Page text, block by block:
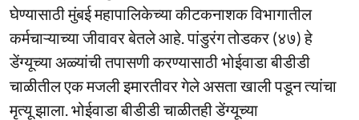
घेण्यासाठी मुंबई महापालिकेच्या कीटकनाशक विभागातील
कर्मचाऱ्याच्या जीवावर बेतले आहे. पांडुरंग तोडकर (४७) हे
डेंग्यूच्या अळ्यांची तपासणी करण्यासाठी भोईवाडा बीडीडी
चाळीतील एक मजली इमारतीवर गेले असता खाली पडून त्यांचा
मृत्यू झाला. भोईवाडा बीडीडी चाळीतही डेंग्यूच्या